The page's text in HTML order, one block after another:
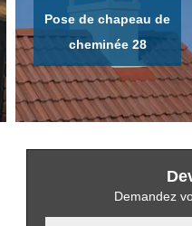
Pose de chapeau de
cheminée 28
Demandez